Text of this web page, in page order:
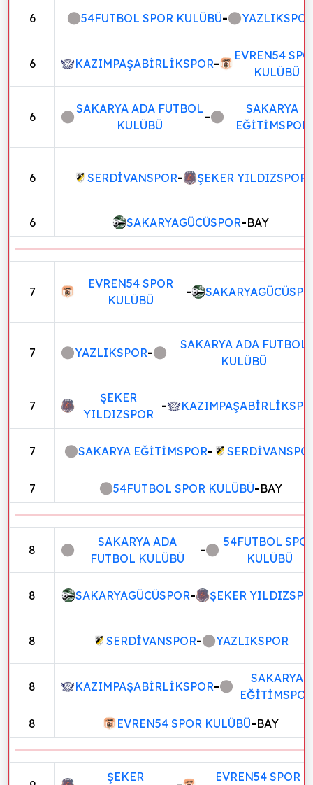
6 54FUTBOL SPOR KULÜBÜ-
6 KAZIMPAŞABİRLİKSPOR-
EVREN54
KULÜBÜ
6
SAKARYA ADA FUTBOL
KULÜBÜ
-
SAKARYA
EĞİTİMSPOR
6 SERDİVANSPOR- ŞEKER YILDIZSPOR
6 SAKARYAGÜCÜSPOR-BAY
7
EVREN54 SPOR
KULÜBÜ
-
7 YAZLIKSPOR-
SAKARYA ADA FUTBOL
KULÜBÜ
7
ŞEKER
YILDIZSPOR
-
7 SAKARYA EĞİTİMSPOR-
7 54FUTBOL SPOR KULÜBÜ-BAY
8
SAKARYA ADA
FUTBOL KULÜBÜ
-
54FUTBOL
KULÜBÜ
8 SAKARYAGÜCÜSPOR- ŞEKER
8 SERDİVANSPOR- YAZLIKSPOR
8 KAZIMPAŞABİRLİKSPOR-
SAKARYA
EĞİTİMSPOR
8 EVREN54 SPOR KULÜBÜ-BAY
ŞEKER EVREN54 SPOR